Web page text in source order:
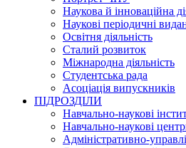
Наукова й інноваційна
Наукові періодичні
Освітня діяльність
Сталий розвиток
Міжнародна діяльність
Студентська рада
Асоціація випускників
ПІДРОЗДІЛИ
Навчально-наукові
Навчально-наукові
Адміністративно-